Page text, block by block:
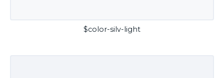
$color-silv-light